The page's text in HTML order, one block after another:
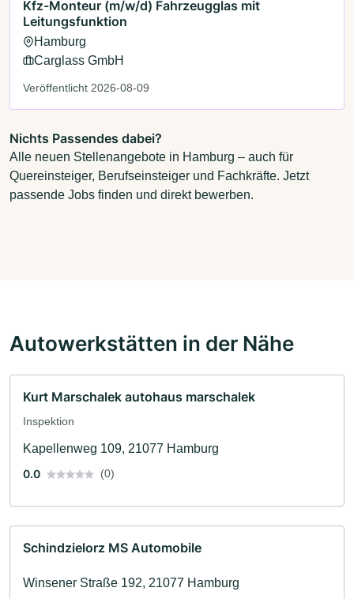
Kfz-Monteur (m/w/d) Fahrzeugglas mit
Leitungsfunktion
Hamburg
Carglass GmbH
Veröffentlicht 2026-08-09
Nichts Passendes dabei?
Alle neuen Stellenangebote in Hamburg – auch für
Quereinsteiger, Berufseinsteiger und Fachkräfte. Jetzt
passende Jobs finden und direkt bewerben.
Autowerkstätten in der Nähe
Kurt Marschalek autohaus marschalek
Inspektion
Kapellenweg 109, 21077 Hamburg
0.0
(0)
Schindzielorz MS Automobile
Winsener Straße 192, 21077 Hamburg